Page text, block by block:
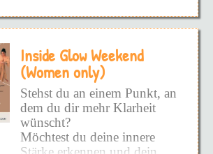
WIEDER ANGEWENDET!
Weil du nicht an die
Wurzel gekommen bist!
Weil es superschwer ist -
ALLEINE zu sehen, wo man
steht!
Glastonbury, UK.
Jahrzehnten eine
internationale Pionierin auf
dem Gebiet von Bewusstsein
und Atemarbeit. Als
Begründerin vonSOURCE
Process and Breathwork
hat sie eine einzigartige
Inside Glow Weekend
(Women only)
Stehst du an einem Punkt, an
dem du dir mehr Klarheit
wünscht?
Möchtest du deine innere